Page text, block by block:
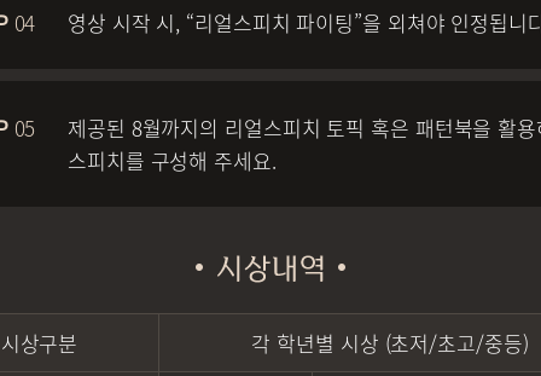
04 영상 시작 시, “리얼스피치 파이팅”을 외쳐야 인정됩니
05
제공된 8월까지의 리얼스피치 토픽 혹은 패턴북을 활용
스피치를 구성해 주세요.
시상구분 각 학년별 시상 (초저/초고/중등)